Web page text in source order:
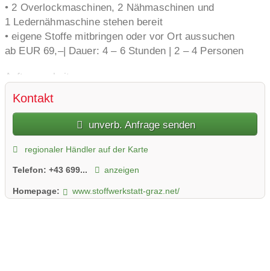
• 2 Overlockmaschinen, 2 Nähmaschinen und
1 Ledernähmaschine stehen bereit
• eigene Stoffe mitbringen oder vor Ort aussuchen
ab EUR 69,–| Dauer: 4 – 6 Stunden | 2 – 4 Personen
Auftragsarbeiten:
Seid ihr auf der Suche nach einem besonderen
Geschenk? Natürlich nehme ich gern eure
Wünsche entgegen.
Sortiment:
• Uni-Jersey in mehr als 60 Farben
• Bio zertifizierte Gots Stoffe
Kontakt
unverb. Anfrage senden
regionaler Händler auf der Karte
Telefon: +43 699... anzeigen
Homepage: www.stoffwerkstatt-graz.net/